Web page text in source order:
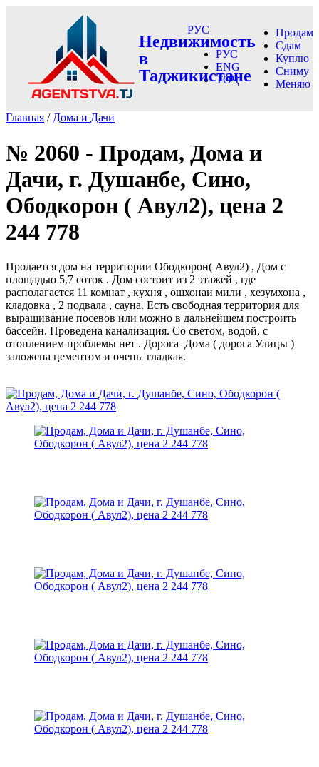
Недвижимость
в
Таджикистане
РУС
РУС
ENG
ТОҶ
Продам
Сдам
Куплю
Сниму
Меняю
Главная / Дома и Дачи
№ 2060 - Продам, Дома и
Дачи, г. Душанбе, Сино,
Ободкорон ( Авул2), цена 2
244 778
Продается дом на территории Ободкорон( Авул2) , Дом с
площадью 5,7 соток . Дом состоит из 2 этажей , где
располагается 11 комнат , кухня , ошхонаи мили , хезумхона ,
кладовка , 2 подвала , сауна. Есть свободная территория для
выращивание посевов или можно в дальнейшем построить
бассейн. Проведена канализация. Со светом, водой, с
отоплением проблемы нет . Дорога Дома ( дорога Улицы )
заложена цементом и очень гладкая.